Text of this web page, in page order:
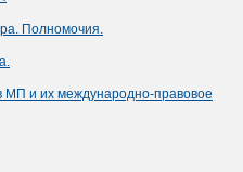
Полномочия.
МП и их международно-правовое